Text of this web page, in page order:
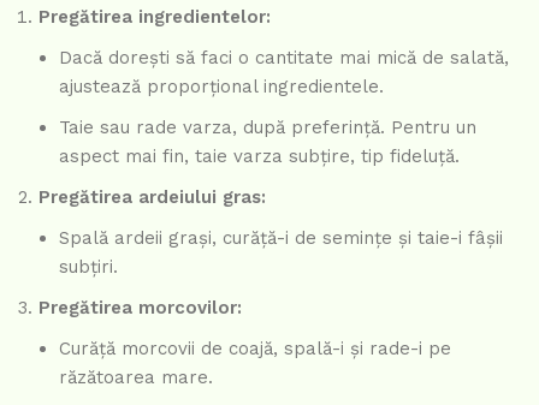
Pregătirea ingredientelor:
Dacă dorești să faci o cantitate mai mică de salată,
ajustează proporțional ingredientele.
Taie sau rade varza, după preferință. Pentru un
aspect mai fin, taie varza subțire, tip fideluță.
Pregătirea ardeiului gras:
Spală ardeii grași, curăță-i de semințe și taie-i fâșii
subțiri.
Pregătirea morcovilor:
Curăță morcovii de coajă, spală-i și rade-i pe
răzătoarea mare.